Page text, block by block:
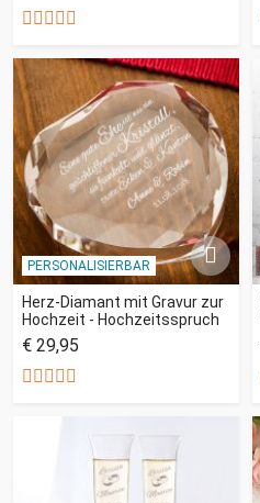
PERSONALISIERBAR
Herz-Diamant mit Gravur zur
Hochzeit - Hochzeitsspruch
€ 29,95